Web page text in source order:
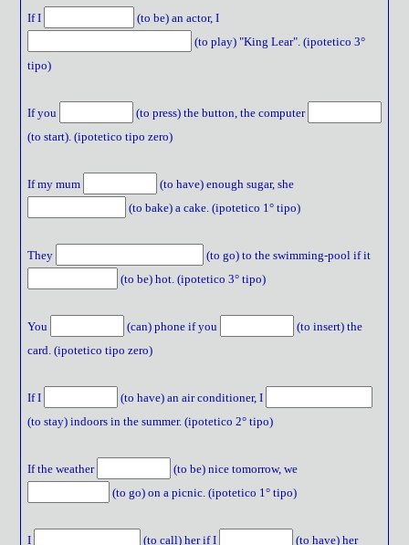
If I
(to be) an actor, I
(to play) "King Lear". (ipotetico 3°
tipo)
If you
(to press) the button, the computer
(to start). (ipotetico tipo zero)
If my mum
(to have) enough sugar, she
(to bake) a cake. (ipotetico 1° tipo)
They
(to go) to the swimming-pool if it
(to be) hot. (ipotetico 3° tipo)
You (can) phone if you
(to insert) the
card. (ipotetico tipo zero)
If I
(to have) an air conditioner, I
(to stay) indoors in the summer. (ipotetico 2° tipo)
If the weather
(to be) nice tomorrow, we
(to go) on a picnic. (ipotetico 1° tipo)
I (to call) her if I (to have) her